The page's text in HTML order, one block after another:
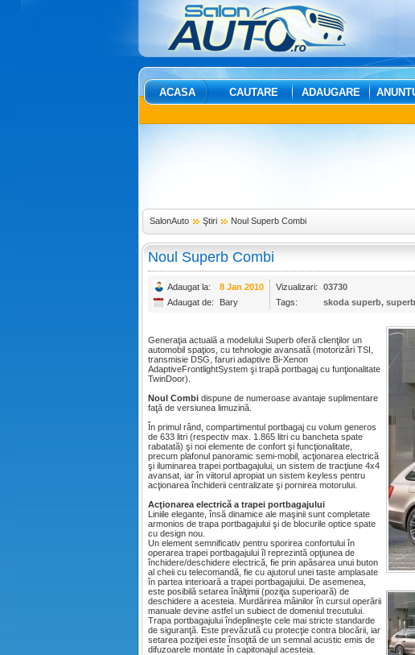
ACASA CAUTARE ADAUGARE
SalonAuto Ştiri Noul Superb Combi
Noul Superb Combi
Adaugat la: 8 Jan 2010 Vizualizari:
03730
Adaugat de:
Bary Tags: skoda superb,
Generaţia actuală a modelului Superb oferă clienţilor un
automobil spaţios, cu tehnologie avansată (motorizări TSI,
transmisie DSG, faruri adaptive Bi-Xenon
AdaptiveFrontlightSystem şi trapă portbagaj cu funţionalitate
TwinDoor).
Noul Combi dispune de numeroase avantaje suplimentare
faţă de versiunea limuzină.
În primul rând, compartimentul portbagaj cu volum generos
de 633 litri (respectiv max. 1.865 litri cu bancheta spate
rabatată) şi noi elemente de confort şi funcţionalitate,
precum plafonul panoramic semi-mobil, acţionarea electrică
şi iluminarea trapei portbagajului, un sistem de tracţiune 4x4
avansat, iar în viitorul apropiat un sistem keyless pentru
acţionarea închiderii centralizate şi pornirea motorului.
Acţionarea electrică a trapei portbagajului
Liniile elegante, însă dinamice ale maşinii sunt completate
armonios de trapa portbagajului şi de blocurile optice spate
cu design nou.
Un element semnificativ pentru sporirea confortului în
operarea trapei portbagajului îl reprezintă opţiunea de
închidere/deschidere electrică, fie prin apăsarea unui buton
al cheii cu telecomandă, fie cu ajutorul unei taste amplasate
în partea interioară a trapei portbagajului. De asemenea,
este posibilă setarea înălţimii (poziţia superioară) de
deschidere a acesteia. Murdărirea mâinilor în cursul operării
manuale devine astfel un subiect de domeniul trecutului.
Trapa portbagajului îndeplineşte cele mai stricte standarde
de siguranţă. Este prevăzută cu protecţie contra blocării, iar
setarea poziţiei este însoţită de un semnal acustic emis de
difuzoarele montate în capitonajul acesteia.